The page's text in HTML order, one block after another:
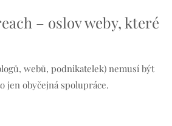
– oslov weby, které
webů, podnikatelek) nemusí být
jen obyčejná spolupráce.